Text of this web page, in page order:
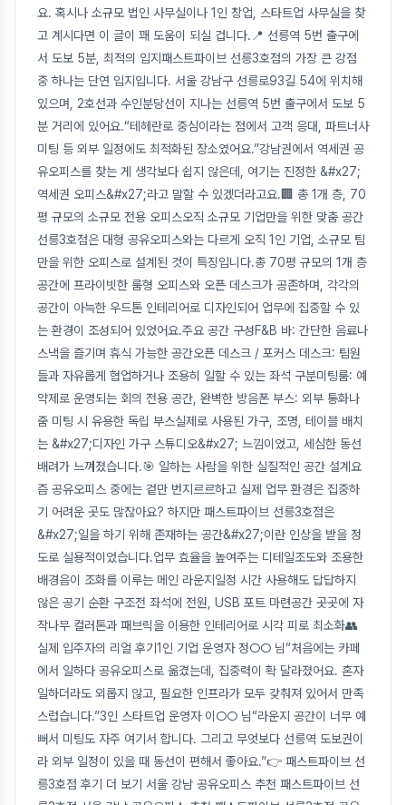
요. 혹시나 소규모 법인 사무실이나 1인 창업, 스타트업 사무실을 찾
고 계시다면 이 글이 꽤 도움이 되실 겁니다.📍 선릉역 5번 출구에
서 도보 5분, 최적의 입지패스트파이브 선릉3호점의 가장 큰 강점
중 하나는 단연 입지입니다. 서울 강남구 선릉로93길 54에 위치해
있으며, 2호선과 수인분당선이 지나는 선릉역 5번 출구에서 도보 5
분 거리에 있어요.“테헤란로 중심이라는 점에서 고객 응대, 파트너사
미팅 등 외부 일정에도 최적화된 장소였어요.”강남권에서 역세권 공
유오피스를 찾는 게 생각보다 쉽지 않은데, 여기는 진정한 &#x27;
역세권 오피스&#x27;라고 말할 수 있겠더라고요.🏢 총 1개 층, 70
평 규모의 소규모 전용 오피스오직 소규모 기업만을 위한 맞춤 공간
선릉3호점은 대형 공유오피스와는 다르게 오직 1인 기업, 소규모 팀
만을 위한 오피스로 설계된 것이 특징입니다.총 70평 규모의 1개 층
공간에 프라이빗한 룸형 오피스와 오픈 데스크가 공존하며, 각각의
공간이 아늑한 우드톤 인테리어로 디자인되어 업무에 집중할 수 있
는 환경이 조성되어 있었어요.주요 공간 구성F&B 바: 간단한 음료나
스낵을 즐기며 휴식 가능한 공간오픈 데스크 / 포커스 데스크: 팀원
들과 자유롭게 협업하거나 조용히 일할 수 있는 좌석 구분미팅룸: 예
약제로 운영되는 회의 전용 공간, 완벽한 방음폰 부스: 외부 통화나
줌 미팅 시 유용한 독립 부스실제로 사용된 가구, 조명, 테이블 배치
는 &#x27;디자인 가구 스튜디오&#x27; 느낌이었고, 세심한 동선
배려가 느껴졌습니다.🎯 일하는 사람을 위한 실질적인 공간 설계요
즘 공유오피스 중에는 겉만 번지르르하고 실제 업무 환경은 집중하
기 어려운 곳도 많잖아요? 하지만 패스트파이브 선릉3호점은
&#x27;일을 하기 위해 존재하는 공간&#x27;이란 인상을 받을 정
도로 실용적이었습니다.업무 효율을 높여주는 디테일조도와 조용한
배경음이 조화를 이루는 메인 라운지일정 시간 사용해도 답답하지
않은 공기 순환 구조전 좌석에 전원, USB 포트 마련공간 곳곳에 자
작나무 컬러톤과 패브릭을 이용한 인테리어로 시각 피로 최소화👥
실제 입주자의 리얼 후기1인 기업 운영자 정○○ 님“처음에는 카페
에서 일하다 공유오피스로 옮겼는데, 집중력이 확 달라졌어요. 혼자
일하더라도 외롭지 않고, 필요한 인프라가 모두 갖춰져 있어서 만족
스럽습니다.”3인 스타트업 운영자 이○○ 님“라운지 공간이 너무 예
뻐서 미팅도 자주 여기서 합니다. 그리고 무엇보다 선릉역 도보권이
라 외부 일정이 있을 때 동선이 편해서 좋아요.”👉 패스트파이브 선
릉3호점 후기 더 보기 서울 강남 공유오피스 추천 패스트파이브 선